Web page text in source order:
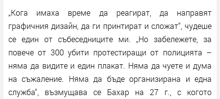
„Кога имаха време да реагират, да направят
графичния дизайн, да ги принтират и сложат“, чудеше
се един от събеседниците ми. „Но забележете, за
повече от 300 убити протестиращи от полицията –
няма да видите и един плакат. Няма да чуете и дума
на съжаление. Няма да бъде организирана и една
служба“, възмущава се Бахар на 27 г., с когото